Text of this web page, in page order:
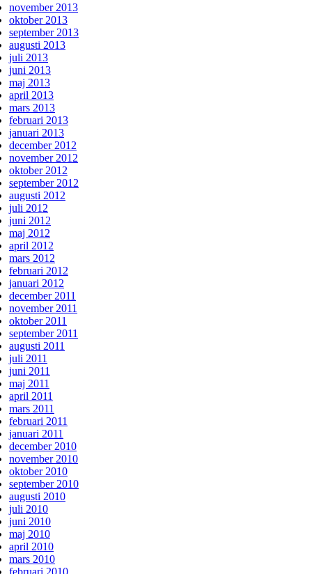
november 2013
oktober 2013
september 2013
augusti 2013
juli 2013
juni 2013
maj 2013
april 2013
mars 2013
februari 2013
januari 2013
december 2012
november 2012
oktober 2012
september 2012
augusti 2012
juli 2012
juni 2012
maj 2012
april 2012
mars 2012
februari 2012
januari 2012
december 2011
november 2011
oktober 2011
september 2011
augusti 2011
juli 2011
juni 2011
maj 2011
april 2011
mars 2011
februari 2011
januari 2011
december 2010
november 2010
oktober 2010
september 2010
augusti 2010
juli 2010
juni 2010
maj 2010
april 2010
mars 2010